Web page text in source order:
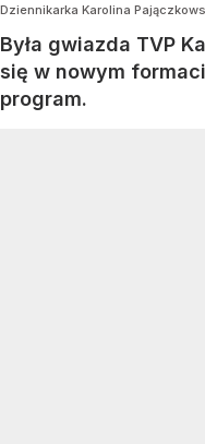
Dziennikarka Karolina
Była gwiazda TVP
się w nowym
program.